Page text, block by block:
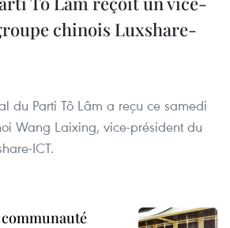
chinois Luxshare-
du Parti Tô Lâm a reçu ce samedi
Wang Laixing, vice-président du
ICT.
communauté